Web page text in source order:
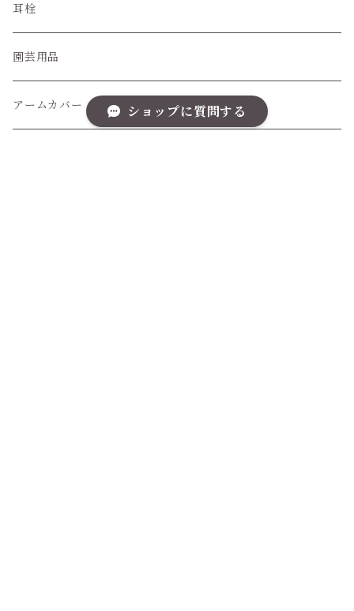
ハイソックス
クルー丈ソックス
くるぶし丈ソックス
耳栓
園芸用品
アームカバー ショップに質問する